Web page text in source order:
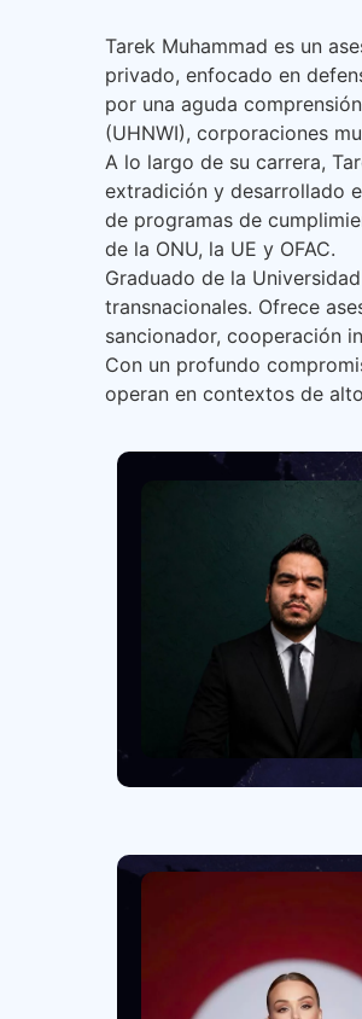
Tarek Muhammad es un
privado, enfocado en
por una aguda
(UHNWI), corporaciones
A lo largo de su carrera,
extradición y desarrollado
de programas de
de la ONU, la UE y OFAC.
Graduado de la
transnacionales. Ofrece
sancionador, cooperación
Con un profundo
operan en contextos de